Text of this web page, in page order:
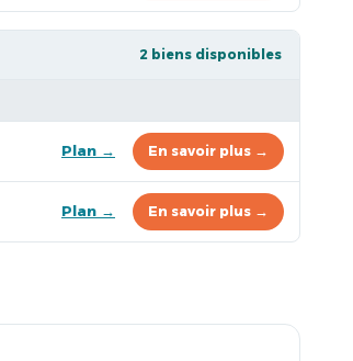
2 biens disponibles
Plan → En savoir plus →
Plan → En savoir plus →